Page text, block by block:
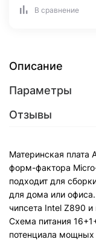
В сравнение
Описание
Параметры
Отзывы
Материнская плата
форм-фактора
подходит для
для дома или
чипсета Intel Z890
Схема питания
потенциала мощных